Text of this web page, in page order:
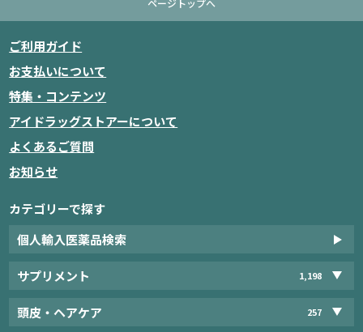
ページトップへ
ご利用ガイド
お支払いについて
特集・コンテンツ
アイドラッグストアーについて
よくあるご質問
お知らせ
カテゴリーで探す
個人輸入医薬品検索
サプリメント 1,198
頭皮・ヘアケア 257